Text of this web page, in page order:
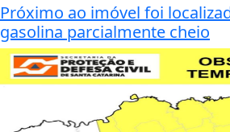
Próximo ao imóvel foi
gasolina parcialmente cheio